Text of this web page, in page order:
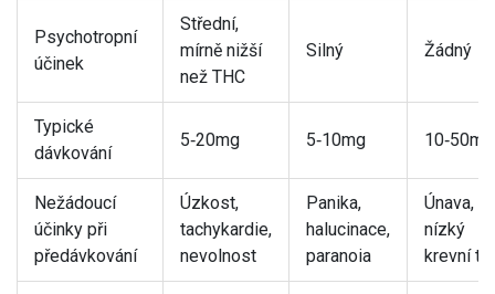
Psychotropní
účinek
Střední,
mírně nižší
než THC
Silný Žádný
Typické
dávkování
5‑20mg 5‑10mg 10‑50mg
Nežádoucí
účinky při
předávkování
Úzkost,
tachykardie,
nevolnost
Panika,
halucinace,
paranoia
Únava,
nízký
krevní